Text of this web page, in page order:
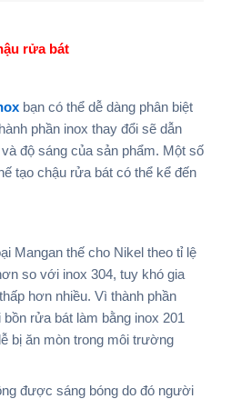
rửa bát
bạn có thể dễ dàng phân biệt
phần inox thay đổi sẽ dẫn
độ sáng của sản phẩm. Một số
tạo chậu rửa bát có thể kể đến
Mangan thế cho Nikel theo tỉ lệ
so với inox 304, tuy khó gia
hơn nhiều. Vì thành phần
rửa bát làm bằng inox 201
bị ăn mòn trong môi trường
được sáng bóng do đó người